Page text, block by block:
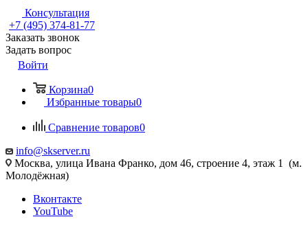
Консультация
+7 (495) 374-81-77
Заказать звонок
Задать вопрос
Войти
Корзина0
Избранные товары0
Сравнение товаров0
info@skserver.ru
Москва, улица Ивана Франко, дом 46, строение 4, этаж 1 (м.
Молодёжная)
Вконтакте
YouTube